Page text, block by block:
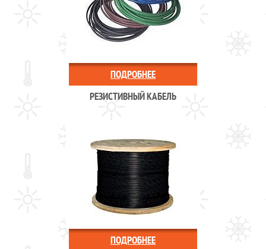
ПОДРОБНЕЕ
РЕЗИСТИВНЫЙ КАБЕЛЬ
ПОДРОБНЕЕ